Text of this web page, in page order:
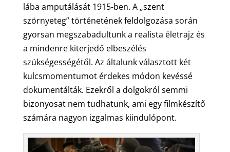
lába amputálását 1915-ben. A „szent
szörnyeteg” történetének feldolgozása során
gyorsan megszabadultunk a realista életrajz és
a mindenre kiterjedő elbeszélés
szükségességétől. Az általunk választott két
kulcsmomentumot érdekes módon kevéssé
dokumentálták. Ezekről a dolgokról semmi
bizonyosat nem tudhatunk, ami egy filmkészítő
számára nagyon izgalmas kiindulópont.